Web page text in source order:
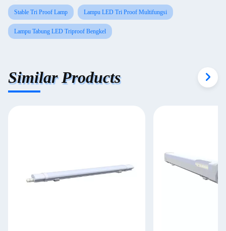
Stable Tri Proof Lamp Lampu LED Tri Proof Multifungsi
Lampu Tabung LED Triproof Bengkel
Similar Products